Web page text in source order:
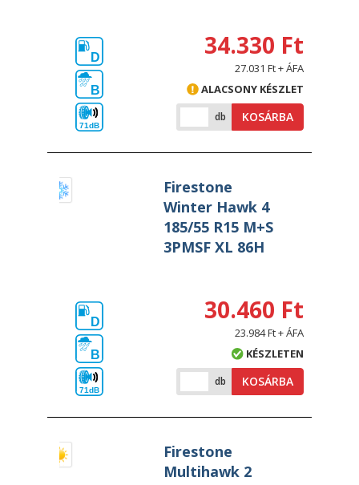
D
B
71dB
34.330 Ft
27.031 Ft + ÁFA
ALACSONY KÉSZLET
db KOSÁRBA
Firestone
Winter Hawk 4
185/55 R15 M+S
3PMSF XL 86H
D
B
71dB
30.460 Ft
23.984 Ft + ÁFA
KÉSZLETEN
db KOSÁRBA
Firestone
Multihawk 2